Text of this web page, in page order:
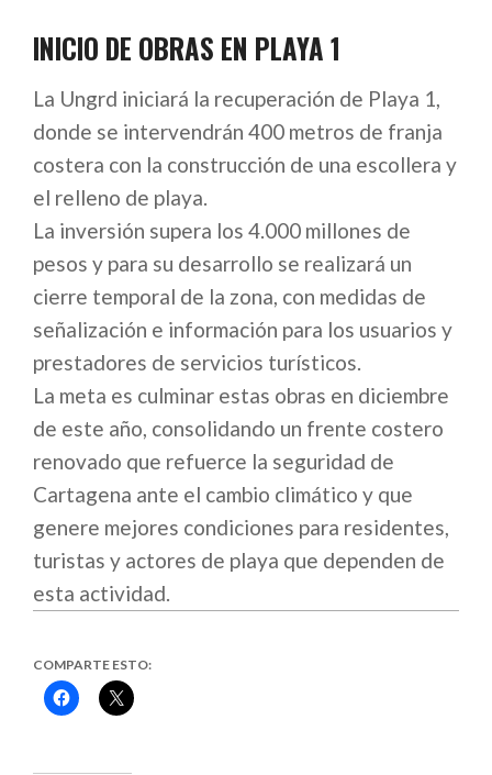
INICIO DE OBRAS EN PLAYA 1
La Ungrd iniciará la recuperación de Playa 1,
donde se intervendrán 400 metros de franja
costera con la construcción de una escollera y
el relleno de playa.
La inversión supera los 4.000 millones de
pesos y para su desarrollo se realizará un
cierre temporal de la zona, con medidas de
señalización e información para los usuarios y
prestadores de servicios turísticos.
La meta es culminar estas obras en diciembre
de este año, consolidando un frente costero
renovado que refuerce la seguridad de
Cartagena ante el cambio climático y que
genere mejores condiciones para residentes,
turistas y actores de playa que dependen de
esta actividad.
COMPARTE ESTO:
Haz
clic
Haz
clic